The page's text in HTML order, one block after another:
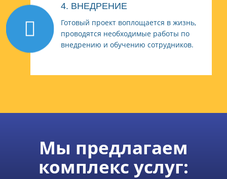
4. ВНЕДРЕНИЕ
Готовый проект воплощается в жизнь,
проводятся необходимые работы по
внедрению и обучению сотрудников.
Мы предлагаем
комплекс услуг: